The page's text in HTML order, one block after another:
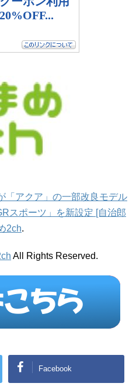
「アクア」の一部改良モデル
スポーツ」を新設定 [自治郎
2ch.
All Rights Reserved.
Facebook